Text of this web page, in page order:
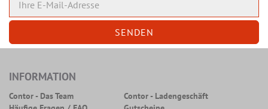
INFORMATION
Contor - Das Team
Contor - Ladengeschäft